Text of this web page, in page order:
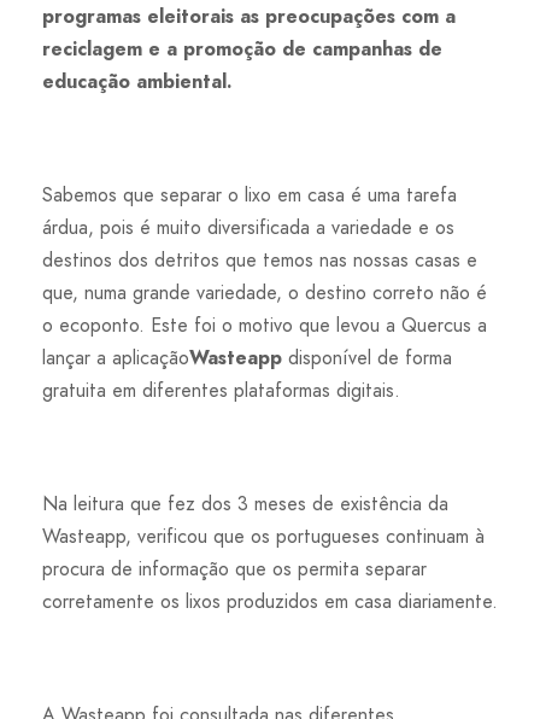
programas eleitorais as preocupações com a
reciclagem e a promoção de campanhas de
educação ambiental.
Sabemos que separar o lixo em casa é uma tarefa
árdua, pois é muito diversificada a variedade e os
destinos dos detritos que temos nas nossas casas e
que, numa grande variedade, o destino correto não é
o ecoponto. Este foi o motivo que levou a Quercus a
lançar a aplicaçãoWasteapp disponível de forma
gratuita em diferentes plataformas digitais.
Na leitura que fez dos 3 meses de existência da
Wasteapp, verificou que os portugueses continuam à
procura de informação que os permita separar
corretamente os lixos produzidos em casa diariamente.